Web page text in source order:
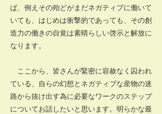
ば、例えその殆どがまだネガティブに働いて
いても、はじめは衝撃的であっても、その創
造力の働きの自覚は素晴らしい啓示と解放に
なります。
ここから、皆さんが緊密に容赦なく囚われ
ている、自らの幻想とネガティブな産物の迷
路から抜け出す為に必要なワークのステップ
についてお話したいと思います。明らかな最